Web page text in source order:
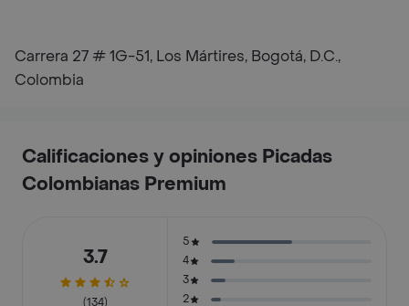
Carrera 27 # 1G-51, Los Mártires, Bogotá, D.C.,
Colombia
Calificaciones y opiniones Picadas
Colombianas Premium
3.7
(134)
5
4
3
2